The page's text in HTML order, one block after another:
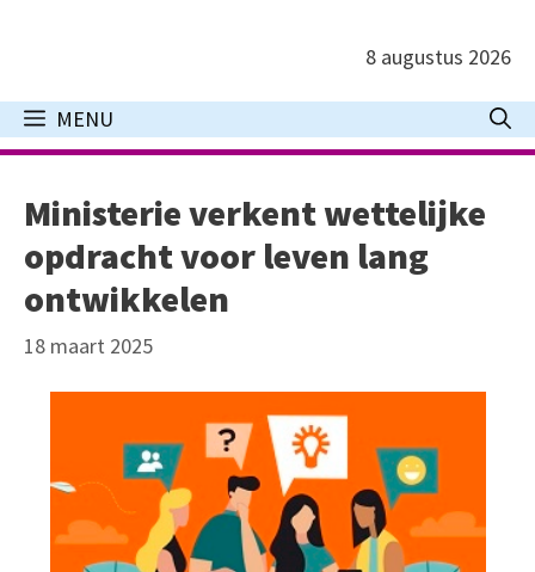
inhoud
8 augustus 2026
MENU
Ministerie verkent wettelijke
opdracht voor leven lang
ontwikkelen
18 maart 2025